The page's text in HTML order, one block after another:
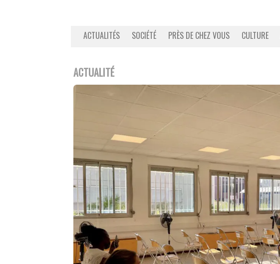
ACTUALITÉS SOCIÉTÉ PRÈS DE CHEZ VOUS CULTURE
ACTUALITÉ